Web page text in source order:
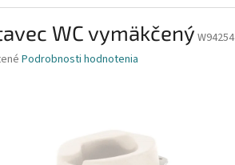
WC vymäkčený W94254
Podrobnosti hodnotenia